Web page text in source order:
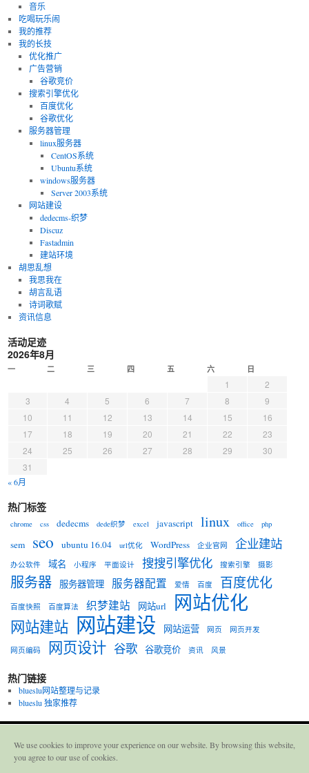
音乐
吃喝玩乐闹
我的推荐
我的长技
优化推广
广告营销
谷歌竞价
搜索引擎优化
百度优化
谷歌优化
服务器管理
linux服务器
CentOS系统
Ubuntu系统
windows服务器
Server 2003系统
网站建设
dedecms-织梦
Discuz
Fastadmin
建站环境
胡思乱想
我思我在
胡言乱语
诗词歌赋
资讯信息
活动足迹
2026年8月
一 二 三 四 五 六 日
1
2
3
4 5 6 7 8
9
10
11 12 13 14 15
16
17
18 19 20 21 22
23
24
25 26 27 28 29
30
31
« 6月
热门标签
chrome css dedecms dede织梦 excel javascript linux office php
sem seo ubuntu 16.04 url优化 WordPress 企业官网 企业建站
办公软件 域名 小程序 平面设计 搜搜引擎优化 搜索引擎 摄影
服务器 服务器管理 服务器配置 爱情 百度 百度优化
百度快照 百度算法 织梦建站 网站url 网站优化
网站建站 网站建设 网站运营 网页 网页开发
网页编码 网页设计 谷歌 谷歌竞价 资讯 风景
热门链接
blueslu网站整理与记录
blueslu 独家推荐
爱折腾的布鲁斯
备案号： 豫ICP备16035380号-1
We use cookies to improve your experience on our website. By browsing this website,
you agree to our use of cookies.